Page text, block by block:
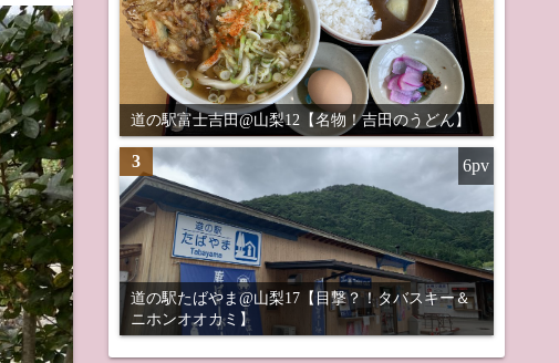
道の駅富士吉田@山梨12【名物！吉田のうどん】
3
道の駅たばやま@山梨17【目撃？！タバスキー＆
ニホンオオカミ】
6pv